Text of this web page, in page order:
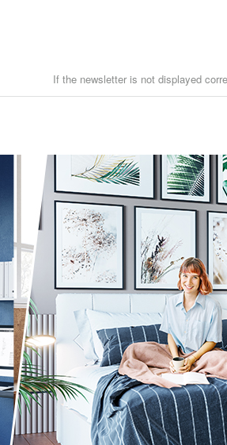
If the newsletter is not displayed